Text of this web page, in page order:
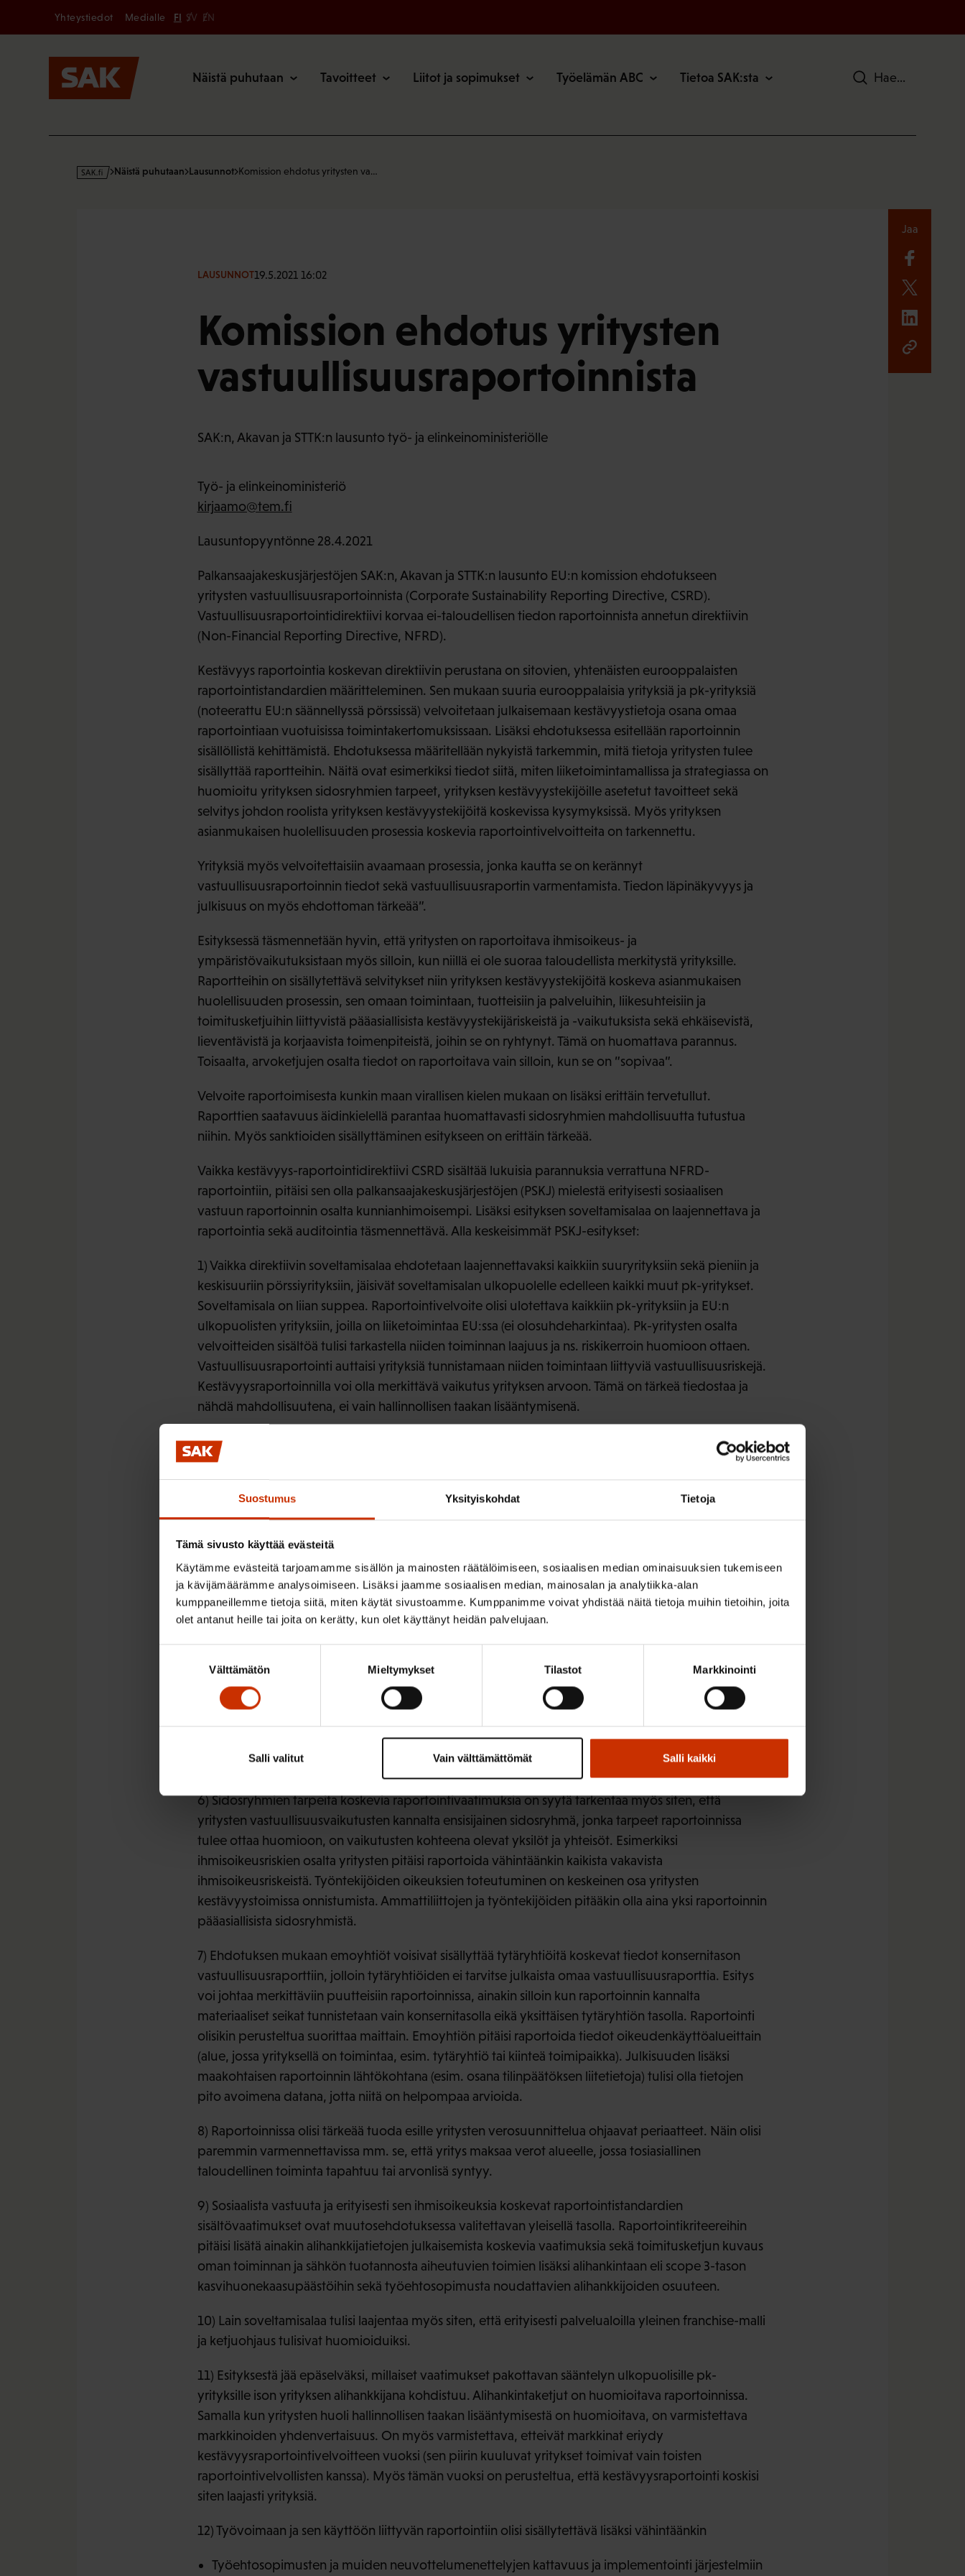
Suostumus Yksityiskohdat Tietoja
Tämä sivusto käyttää evästeitä
Käytämme evästeitä tarjoamamme sisällön ja mainosten räätälöimiseen, sosiaalisen median ominaisuuksien tukemiseen
ja kävijämäärämme analysoimiseen. Lisäksi jaamme sosiaalisen median, mainosalan ja analytiikka-alan
kumppaneillemme tietoja siitä, miten käytät sivustoamme. Kumppanimme voivat yhdistää näitä tietoja muihin tietoihin, joita
olet antanut heille tai joita on kerätty, kun olet käyttänyt heidän palvelujaan.
Välttämätön Mieltymykset Tilastot Markkinointi
Vain välttämättömät
Salli valitut Salli kaikki
Secondary
Yhteystiedot Medialle FI SV EN
Näistä puhutaan Tavoitteet Liitot ja sopimukset Työelämän ABC Tietoa SAK:sta Hae
s
Näistä puhutaan Lausunnot Komission ehdotus yritysten va…
LAUSUNNOT19.5.2021 16:02
Komission ehdotus yritysten
vastuullisuusraportoinnista
SAK:n, Akavan ja STTK:n lausunto työ- ja elinkeinoministeriölle
Työ- ja elinkeinoministeriö
kirjaamo@tem.fi
Lausuntopyyntönne 28.4.2021
Palkansaajakeskusjärjestöjen SAK:n, Akavan ja STTK:n lausunto EU:n komission ehdotukseen
yritysten vastuullisuusraportoinnista (Corporate Sustainability Reporting Directive, CSRD).
Vastuullisuusraportointidirektiivi korvaa ei-taloudellisen tiedon raportoinnista annetun direktiivin
(Non-Financial Reporting Directive, NFRD).
Kestävyys raportointia koskevan direktiivin perustana on sitovien, yhtenäisten eurooppalaisten
raportointistandardien määritteleminen. Sen mukaan suuria eurooppalaisia yrityksiä ja pk-yrityksiä
(noteerattu EU:n säännellyssä pörssissä) velvoitetaan julkaisemaan kestävyystietoja osana omaa
raportointiaan vuotuisissa toimintakertomuksissaan. Lisäksi ehdotuksessa esitellään raportoinnin
sisällöllistä kehittämistä. Ehdotuksessa määritellään nykyistä tarkemmin, mitä tietoja yritysten tulee
sisällyttää raportteihin. Näitä ovat esimerkiksi tiedot siitä, miten liiketoimintamallissa ja strategiassa on
huomioitu yrityksen sidosryhmien tarpeet, yrityksen kestävyystekijöille asetetut tavoitteet sekä
selvitys johdon roolista yrityksen kestävyystekijöitä koskevissa kysymyksissä. Myös yrityksen
asianmukaisen huolellisuuden prosessia koskevia raportointivelvoitteita on tarkennettu.
Yrityksiä myös velvoitettaisiin avaamaan prosessia, jonka kautta se on kerännyt
vastuullisuusraportoinnin tiedot sekä vastuullisuusraportin varmentamista. Tiedon läpinäkyvyys ja
julkisuus on myös ehdottoman tärkeää”.
Esityksessä täsmennetään hyvin, että yritysten on raportoitava ihmisoikeus- ja
ympäristövaikutuksistaan myös silloin, kun niillä ei ole suoraa taloudellista merkitystä yrityksille.
Raportteihin on sisällytettävä selvitykset niin yrityksen kestävyystekijöitä koskeva asianmukaisen
huolellisuuden prosessin, sen omaan toimintaan, tuotteisiin ja palveluihin, liikesuhteisiin ja
toimitusketjuihin liittyvistä pääasiallisista kestävyystekijäriskeistä ja -vaikutuksista sekä ehkäisevistä,
lieventävistä ja korjaavista toimenpiteistä, joihin se on ryhtynyt. Tämä on huomattava parannus.
Toisaalta, arvoketjujen osalta tiedot on raportoitava vain silloin, kun se on ”sopivaa”.
Velvoite raportoimisesta kunkin maan virallisen kielen mukaan on lisäksi erittäin tervetullut.
Raporttien saatavuus äidinkielellä parantaa huomattavasti sidosryhmien mahdollisuutta tutustua
niihin. Myös sanktioiden sisällyttäminen esitykseen on erittäin tärkeää.
Vaikka kestävyys-raportointidirektiivi CSRD sisältää lukuisia parannuksia verrattuna NFRD-
raportointiin, pitäisi sen olla palkansaajakeskusjärjestöjen (PSKJ) mielestä erityisesti sosiaalisen
vastuun raportoinnin osalta kunnianhimoisempi. Lisäksi esityksen soveltamisalaa on laajennettava ja
raportointia sekä auditointia täsmennettävä. Alla keskeisimmät PSKJ-esitykset:
1) Vaikka direktiivin soveltamisalaa ehdotetaan laajennettavaksi kaikkiin suuryrityksiin sekä pieniin ja
keskisuuriin pörssiyrityksiin, jäisivät soveltamisalan ulkopuolelle edelleen kaikki muut pk-yritykset.
Soveltamisala on liian suppea. Raportointivelvoite olisi ulotettava kaikkiin pk-yrityksiin ja EU:n
ulkopuolisten yrityksiin, joilla on liiketoimintaa EU:ssa (ei olosuhdeharkintaa). Pk-yritysten osalta
velvoitteiden sisältöä tulisi tarkastella niiden toiminnan laajuus ja ns. riskikerroin huomioon ottaen.
Vastuullisuusraportointi auttaisi yrityksiä tunnistamaan niiden toimintaan liittyviä vastuullisuusriskejä.
Kestävyysraportoinnilla voi olla merkittävä vaikutus yrityksen arvoon. Tämä on tärkeä tiedostaa ja
nähdä mahdollisuutena, ei vain hallinnollisen taakan lisääntymisenä.
2) Myös luotettavan ja riippumattoman auditointijärjestelmän (ns. varmennus) pitäisi koskea kaiken
kokoisia yrityksiä. On kannatettavaa, että siirrytään pois vapaaehtoisuudesta ja kestävyysinformaatio
tulee varmennuksen piiriin. Tarvitaan yhtäläiset standardit kaikille. Luotettavuuden varmistamiseksi
on tärkeää pohtia, miten kestävyysraportointi saadaan vertailukelpoiseksi ja yhdenmukaiseksi.
taho tarkastaisi sekä tilinpäätöksen että kestävyysraportoinnin. Tämä edellyttää kuitenkin riittävää
kestävyysraportoinnin auditoinnin osaamista varmentavalta taholta, mikä on syytä huomioida
tilintarkastusalan osaamisen kehittämisessä.
4) Ammattiliitoille ja kansalaisjärjestöille olisi turvattava vahvempi asema eurooppalaisten kestävä-
5) CSRD huomioi nykyisiä raportointivaatimuksia paremmin sidosryhmien etujen tunnistamisen ja
huomioonottamisen osana raportointia. Ammattiliitoille ja työntekijöiden edustajille ei ole
kuitenkaan määritelty virallista kuulemisoikeutta raportointiprosessissa. Tämä oikeus, oikeus tietojen
saamisen ja raportin käsittelyyn yhdessä henkilöstön kanssa osana prosessia ja sen valmistelua sekä
seurantaa olisi lisättävä esitykseen.
6) Sidosryhmien tarpeita koskevia raportointivaatimuksia on syytä tarkentaa myös siten, että
yritysten vastuullisuusvaikutusten kannalta ensisijainen sidosryhmä, jonka tarpeet raportoinnissa
tulee ottaa huomioon, on vaikutusten kohteena olevat yksilöt ja yhteisöt. Esimerkiksi
ihmisoikeusriskien osalta yritysten pitäisi raportoida vähintäänkin kaikista vakavista
ihmisoikeusriskeistä. Työntekijöiden oikeuksien toteutuminen on keskeinen osa yritysten
kestävyystoimissa onnistumista. Ammattiliittojen ja työntekijöiden pitääkin olla aina yksi raportoinnin
pääasiallisista sidosryhmistä.
7) Ehdotuksen mukaan emoyhtiöt voisivat sisällyttää tytäryhtiöitä koskevat tiedot konsernitason
vastuullisuusraporttiin, jolloin tytäryhtiöiden ei tarvitse julkaista omaa vastuullisuusraporttia. Esitys
voi johtaa merkittäviin puutteisiin raportoinnissa, ainakin silloin kun raportoinnin kannalta
materiaaliset seikat tunnistetaan vain konsernitasolla eikä yksittäisen tytäryhtiön tasolla. Raportointi
olisikin perusteltua suorittaa maittain. Emoyhtiön pitäisi raportoida tiedot oikeudenkäyttöalueittain
(alue, jossa yrityksellä on toimintaa, esim. tytäryhtiö tai kiinteä toimipaikka). Julkisuuden lisäksi
maakohtaisen raportoinnin lähtökohtana (esim. osana tilinpäätöksen liitetietoja) tulisi olla tietojen
pito avoimena datana, jotta niitä on helpompaa arvioida.
8) Raportoinnissa olisi tärkeää tuoda esille yritysten verosuunnittelua ohjaavat periaatteet. Näin olisi
paremmin varmennettavissa mm. se, että yritys maksaa verot alueelle, jossa tosiasiallinen
taloudellinen toiminta tapahtuu tai arvonlisä syntyy.
9) Sosiaalista vastuuta ja erityisesti sen ihmisoikeuksia koskevat raportointistandardien
sisältövaatimukset ovat muutosehdotuksessa valitettavan yleisellä tasolla. Raportointikriteereihin
pitäisi lisätä ainakin alihankkijatietojen julkaisemista koskevia vaatimuksia sekä toimitusketjun kuvaus
oman toiminnan ja sähkön tuotannosta aiheutuvien toimien lisäksi alihankintaan eli scope 3-tason
kasvihuonekaasupäästöihin sekä työehtosopimusta noudattavien alihankkijoiden osuuteen.
10) Lain soveltamisalaa tulisi laajentaa myös siten, että erityisesti palvelualoilla yleinen franchise-malli
ja ketjuohjaus tulisivat huomioiduiksi.
11) Esityksestä jää epäselväksi, millaiset vaatimukset pakottavan sääntelyn ulkopuolisille pk-
yrityksille ison yrityksen alihankkijana kohdistuu. Alihankintaketjut on huomioitava raportoinnissa.
Samalla kun yritysten huoli hallinnollisen taakan lisääntymisestä on huomioitava, on varmistettava
markkinoiden yhdenvertaisuus. On myös varmistettava, etteivät markkinat eriydy
kestävyysraportointivelvoitteen vuoksi (sen piirin kuuluvat yritykset toimivat vain toisten
raportointivelvollisten kanssa). Myös tämän vuoksi on perusteltua, että kestävyysraportointi koskisi
siten laajasti yrityksiä.
12) Työvoimaan ja sen käyttöön liittyvän raportointiin olisi sisällytettävä lisäksi vähintäänkin
Työehtosopimusten ja muiden neuvottelumenettelyjen kattavuus ja implementointi järjestelmiin
Jaa